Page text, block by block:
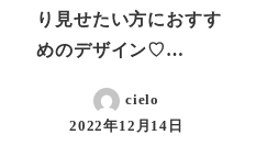
り見せたい方におすす
めのデザイン♡…
cielo
投稿日
2022年12月14日